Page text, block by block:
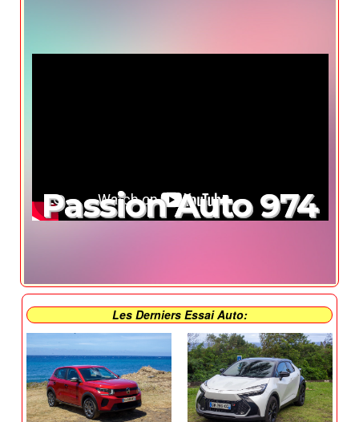
Passion Auto 974
Les Derniers Essai Auto: